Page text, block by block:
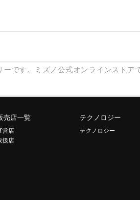
ーです。ミズノ公式オンラインストア
売店一覧
営店
扱店
テクノロジー
テクノロジー